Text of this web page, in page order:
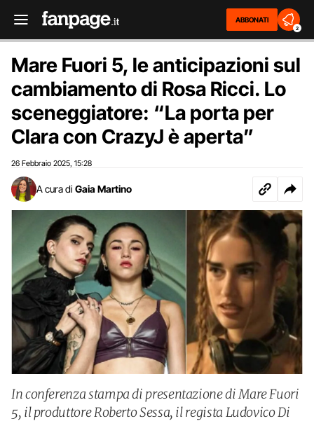
ABBONATI
2
Mare Fuori 5, le anticipazioni sul
cambiamento di Rosa Ricci. Lo
sceneggiatore: “La porta per
Clara con CrazyJ è aperta”
26 Febbraio 2025 15:28
A cura di Gaia Martino
In conferenza stampa di presentazione di Mare Fuori
5, il produttore Roberto Sessa, il regista Ludovico Di